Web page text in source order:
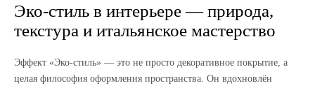
Эко-стиль в интерьере — природа,
текстура и итальянское мастерство
Эффект «Эко-стиль» — это не просто декоративное покрытие, а
целая философия оформления пространства. Он вдохновлён